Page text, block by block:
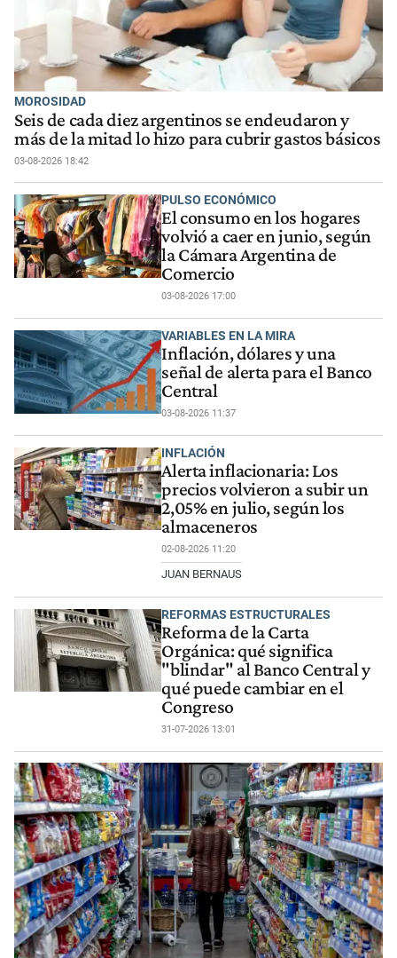
MOROSIDAD
Seis de cada diez argentinos se endeudaron y
más de la mitad lo hizo para cubrir gastos básicos
03-08-2026 18:42
PULSO ECONÓMICO
El consumo en los hogares
volvió a caer en junio, según
la Cámara Argentina de
Comercio
03-08-2026 17:00
VARIABLES EN LA MIRA
Inflación, dólares y una
señal de alerta para el Banco
Central
03-08-2026 11:37
INFLACIÓN
Alerta inflacionaria: Los
precios volvieron a subir un
2,05% en julio, según los
almaceneros
02-08-2026 11:20
JUAN BERNAUS
REFORMAS ESTRUCTURALES
Reforma de la Carta
Orgánica: qué significa
"blindar" al Banco Central y
qué puede cambiar en el
Congreso
31-07-2026 13:01